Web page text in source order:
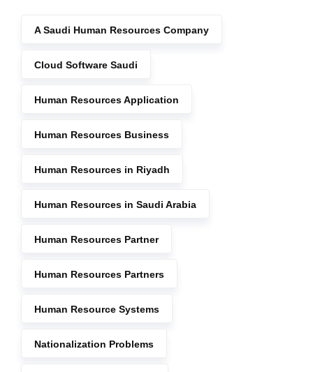
A Saudi Human Resources Company
Cloud Software Saudi
Human Resources Application
Human Resources Business
Human Resources in Riyadh
Human Resources in Saudi Arabia
Human Resources Partner
Human Resources Partners
Human Resource Systems
Nationalization Problems